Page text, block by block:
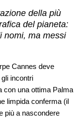
della più
del pianeta:
nomi, ma messi
Cannes deve
incontri
con una ottima Palma
limpida conferma (il
più a nascondere